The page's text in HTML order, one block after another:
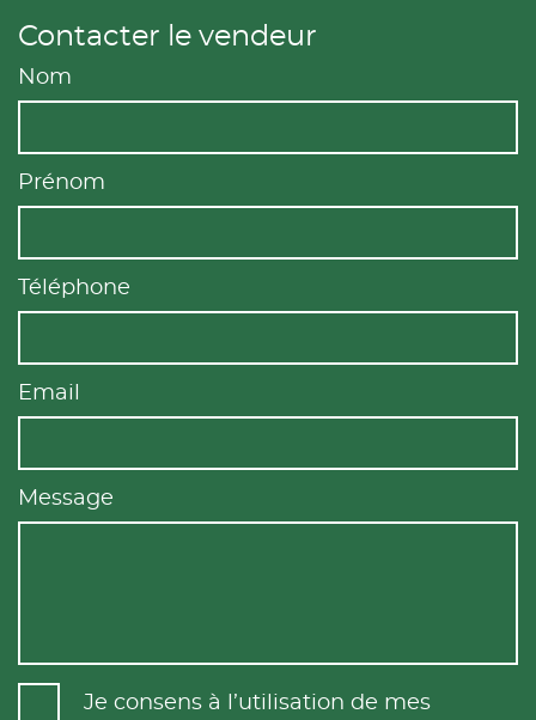
Contacter le vendeur
Nom
Prénom
Téléphone
Email
Message
Je consens à l’utilisation de mes